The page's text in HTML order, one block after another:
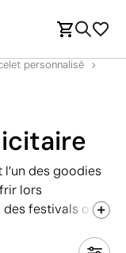
personnalisé
l’un des goodies
lors
des festivals ou
public.